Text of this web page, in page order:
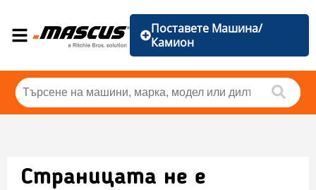
Поставете Машина/
Камион
Страницата не е